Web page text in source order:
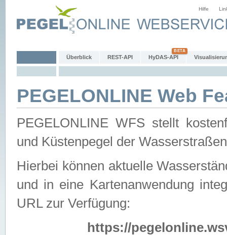
Hilfe
Überblick REST-API HyDAS-API
PEGELONLINE Web
PEGELONLINE WFS stellt
und Küstenpegel der
Hierbei können aktuelle
und in eine Kartenanwendung
URL zur Verfügung:
https://